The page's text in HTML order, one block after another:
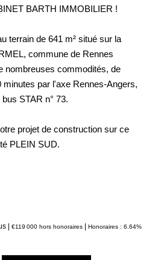
BARTH IMMOBILIER !
terrain de 641 m² situé sur la
commune de Rennes
nombreuses commodités, de
par l'axe Rennes-Angers,
STAR n° 73.
projet de construction sur ce
PLEIN SUD.
| €119 000 hors honoraires | Honoraires : 6.64%